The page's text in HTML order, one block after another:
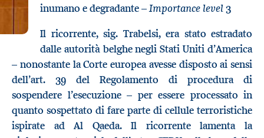
inumano e degradante –Importance level3
Il ricorrente, sig. Trabelsi, era stato estradato
dalle autorità belghe negli Stati Uniti d’America
– nonostante la Corte europea avesse disposto ai sensi
dell’art. 39 del Regolamento di procedura di
sospendere l’esecuzione – per essere processato in
quanto sospettato di fare parte di cellule terroristiche
ispirate ad Al Qaeda. Il ricorrente lamenta la